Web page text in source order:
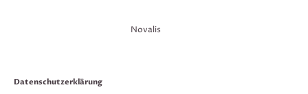
Novalis
Datenschutzerklärung